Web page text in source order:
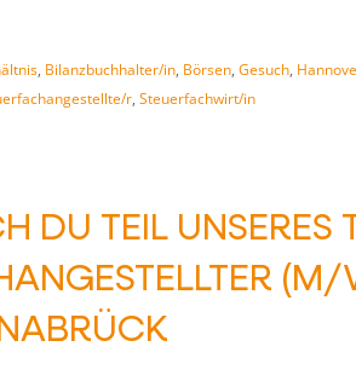
, Bilanzbuchhalter/in, Börsen, Gesuch,
r, Steuerfachwirt/in
DU TEIL UNSERES